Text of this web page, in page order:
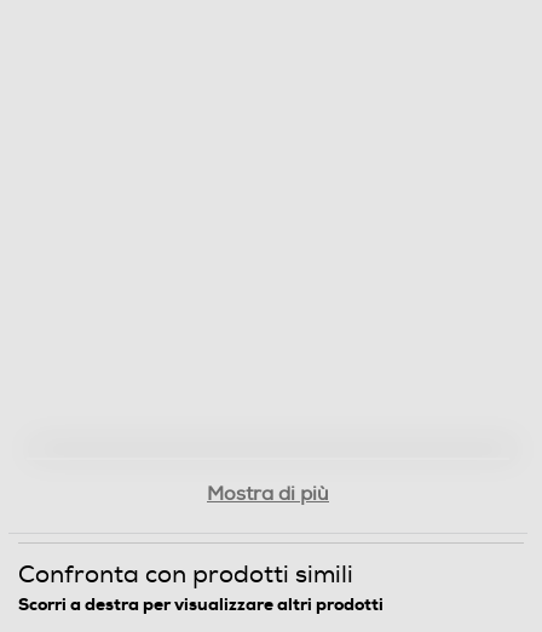
Mostra di più
Confronta con prodotti simili
Scorri a destra per visualizzare altri prodotti